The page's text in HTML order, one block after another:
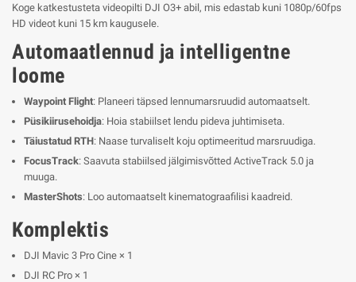
Koge katkestusteta videopilti DJI O3+ abil, mis edastab kuni 1080p/60fps
HD videot kuni 15 km kaugusele.
Automaatlennud ja intelligentne
loome
Waypoint Flight: Planeeri täpsed lennumarsruudid automaatselt.
Püsikiirusehoidja: Hoia stabiilset lendu pideva juhtimiseta.
Täiustatud RTH: Naase turvaliselt koju optimeeritud marsruudiga.
FocusTrack: Saavuta stabiilsed jälgimisvõtted ActiveTrack 5.0 ja
muuga.
MasterShots: Loo automaatselt kinematograafilisi kaadreid.
Komplektis
DJI Mavic 3 Pro Cine × 1
DJI RC Pro × 1